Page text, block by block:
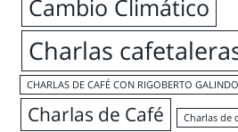
Cambio Climático
Charlas
CHARLAS DE CAFÉ CON RIGOBERTO
Charlas de Café Charlas de